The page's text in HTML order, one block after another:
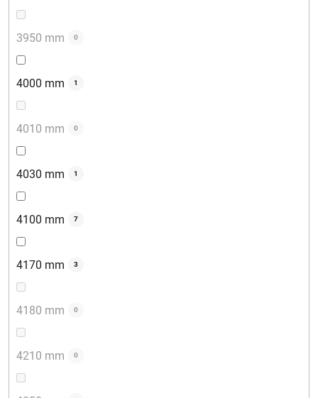
3950 mm 0
4000 mm 1
4010 mm 0
4030 mm 1
4100 mm 7
4170 mm 3
4180 mm 0
4210 mm 0